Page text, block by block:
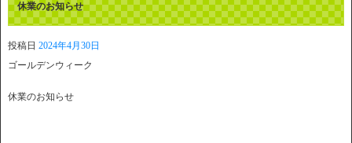
休業のお知らせ
投稿日 2024年4月30日
ゴールデンウィーク
休業のお知らせ